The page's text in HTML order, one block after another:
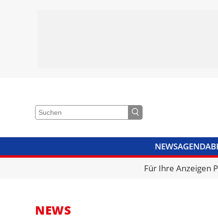
NEWSAGENDA
VIDEOSBIBLIOTHEK
Für Ihre Anzeigen
NEWS